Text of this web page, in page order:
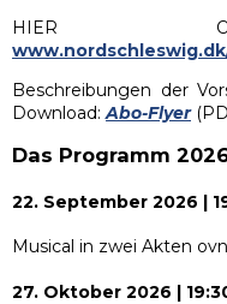
HIER
Beschreibungen der
Download:Abo-Flyer
Das Programm
22. September 2026 |
Musical in zwei Akten
27. Oktober 2026 |